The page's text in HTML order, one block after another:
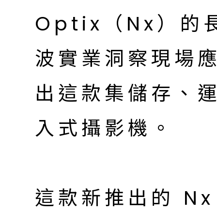
Optix（Nx）的
波實業洞察現場
出這款集儲存、
入式攝影機。
這款新推出的